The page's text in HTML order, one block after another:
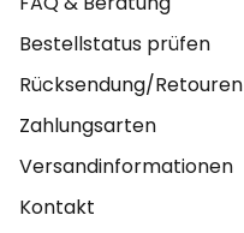
Bestellstatus prüfen
Rücksendung/Retouren
Zahlungsarten
Versandinformationen
Kontakt